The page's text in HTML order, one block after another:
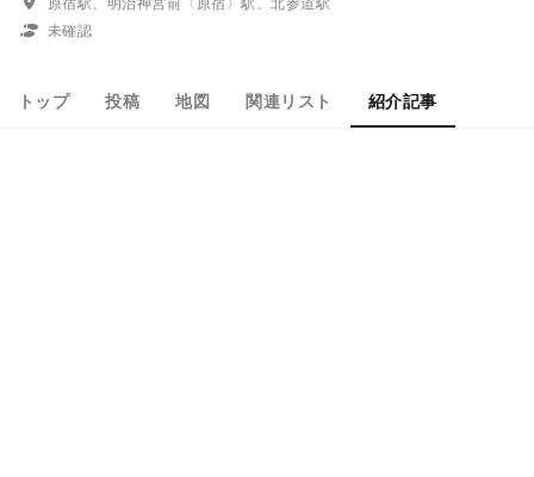
原宿駅、明治神宮前〈原宿〉駅、北参道駅
未確認
トップ 投稿 地図 関連リスト 紹介記事